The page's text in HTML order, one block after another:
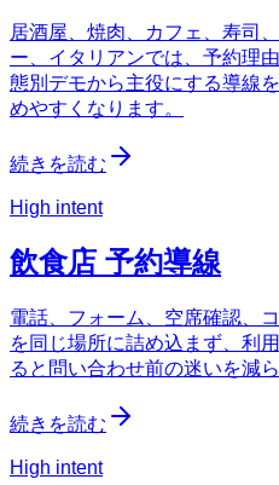
居酒屋、焼肉、カフェ、寿司
ー、イタリアンでは、予約理
態別デモから主役にする導線
めやすくなります。
続きを読む
High intent
飲食店 予約導線
電話、フォーム、空席確認、
を同じ場所に詰め込まず、利
ると問い合わせ前の迷いを減ら
続きを読む
High intent